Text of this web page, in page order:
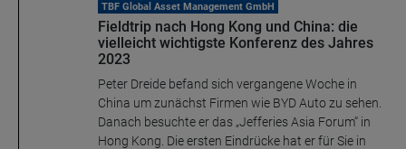
TBF Global Asset Management GmbH
Fieldtrip nach Hong Kong und China: die
vielleicht wichtigste Konferenz des Jahres
2023
Peter Dreide befand sich vergangene Woche in
China um zunächst Firmen wie BYD Auto zu sehen.
Danach besuchte er das „Jefferies Asia Forum“ in
Hong Kong. Die ersten Eindrücke hat er für Sie in